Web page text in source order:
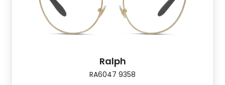
Ralph
RA6047 9358